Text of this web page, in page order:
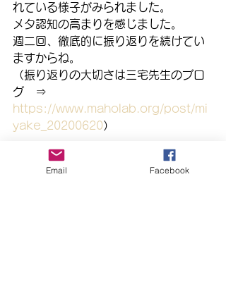
れている様子がみられました。
メタ認知の高まりを感じました。
週二回、徹底的に振り返りを続けてい
ますからね。
（振り返りの大切さは三宅先生のブロ
グ　⇒
https://www.maholab.org/post/mi
yake_20200620）
自立した学習者に向かっているんだな
としみじみ感じた６月最後の授業でし
Email Facebook